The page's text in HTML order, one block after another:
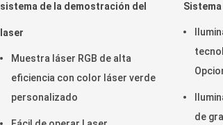
sistema de la demostración del
laser
Muestra láser RGB de alta
eficiencia con color láser verde
personalizado
de